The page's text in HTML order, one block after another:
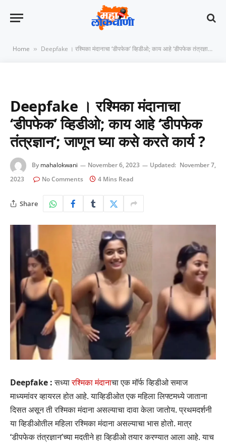
Home » Deepfake । रश्मिका मंदानाचा ‘डीपफेक’ व्हिडीओ; काय आहे ‘डीपफेक तंत्रज्ञान’; जाणून घ्या कसे करते कार्य ?
Deepfake । रश्मिका मंदानाचा
‘डीपफेक’ व्हिडीओ; काय आहे ‘डीपफेक
तंत्रज्ञान’; जाणून घ्या कसे करते कार्य ?
By mahalokwani November 6, 2023 Updated: November 7,
2023
No Comments 4 Mins Read
Share
Deepfake :सध्यारश्मिका मंदानाचा एक मॉर्फ व्हिडीओ समाज
माध्यमांवर व्हायरल होत आहे. याव्हिडीओत एक महिला लिफ्टमध्ये जाताना
दिसत असून ती रश्मिका मंदाना असल्याचा दावा केला जातोय. प्रथमदर्शनी
या व्हिडीओतील महिला रश्मिका मंदाना असल्याचा भास होतो. मात्र
‘डीपफेक तंत्रज्ञान’च्या मदतीने हा व्हिडीओ तयार करण्यात आला आहे. याच